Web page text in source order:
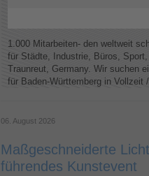
1.000 Mitarbeiten- den weltweit
für Städte, Industrie, Büros,
Traunreut, Germany. Wir suchen
für Baden-Württemberg in Vollzeit
06. August 2026
Maßgeschneiderte
führendes Kunstevent